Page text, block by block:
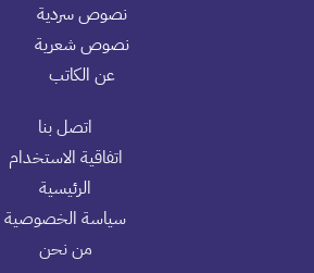
نصوص سردية
نصوص شعرية
عن الكاتب
اتصل بنا
اتفاقية الاستخدام
الرئيسية
سياسة الخصوصية
من نحن